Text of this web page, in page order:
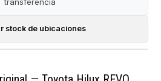
stock de ubicaciones